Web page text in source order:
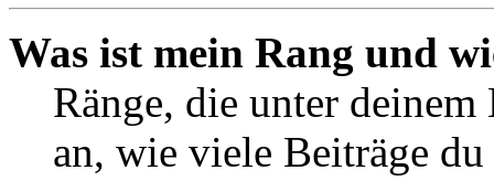
Was ist mein Rang und
Ränge, die unter deinem
an, wie viele Beiträge